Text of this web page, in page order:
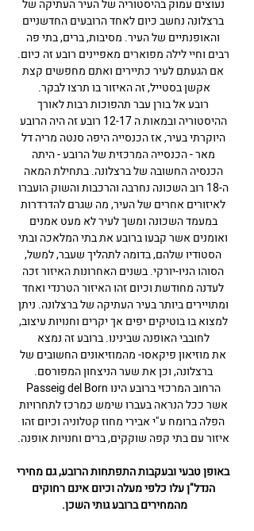
נעוצים עמוק בהיסטוריה של העיר העתיקה של
ברצלונה נחשב כיום לאחד הרובעים החדשניים
והאופנתיים של העיר. מסיבות, ברים, בתי פה
רבים וחיי לילה מפוארים מאפיינים רובע זה כיום.
אם הגעתם לעיר כתיירים ואתם מחפשים קצת
אקשן בסטייל, זה האיזור בו תרצו לבקר.
רובע אל בורן עבר תהפוכות רבות לאורך
ההיסטוריה ובמאות ה
12-17 רובע זה היה הרובע
היוקרתי בעיר, אז הכנסייה היפה סנטה מריה דל
מאר- הכנסייה המרכזית של הרובע - היתה
הכנסיה החשובה שלברצלונה. בתחילת המאה
ה-18 רוב השכונה נחרבה והרכבות והשוק הועברו
לאיזורים אחרים של העיר, מה שגרם להדרדרות
במעמד השכונה ומשך לעיר לא מעט אמנים
ואומנים אשר קבעו ברובע את בתי המלאכה ובתי
הסטודיו שלהם, בדומה לתהליך שעבר, למשל,
הסוהו הניו-יורקי. בשנים האחרונות האיזור זכה
לעדנה מחודשת וכיום זהו האיזור הטרנדי ואחד
ומתויירים ביותר בעיר העתיקה שלברצלונה. ניתן
למצוא בו בוטיקים יפים אך יקרים וחנויות עיצוב,
לחובבי האופנה שבינינו. ברובע זה נמצא
אתמוזיאון פיקאסו- מהמוזיאונים החשובים של
ברצלונה, וכן את שער הניצחון המפורסם.
הרחוב המרכזי ברובע הינו Passeig del Born
אשר ככל הנראה בעברו שימש כמרכז לתחרויות
הפלה ברומח ע"י אבירי מחוז קטלוניה וכיום זהו
איזור עם בתי קפה שוקקים, ברים וחנויות אופנה.
באופן טבעי ובעקבות התפתחות הרובע, גם מחירי
הנדל"ן עלו כלפי מעלה וכיום אינם רחוקים
מהמחירים ברובע גותי השכן.